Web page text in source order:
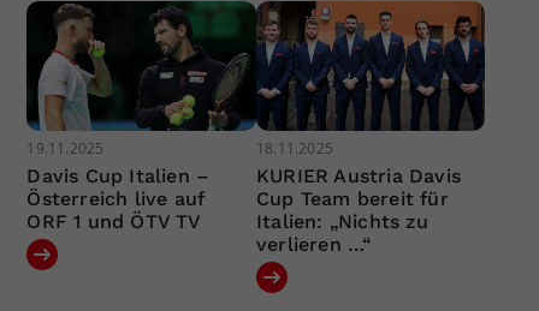
19.11.2025
Davis Cup Italien –
Österreich live auf
ORF 1 und ÖTV TV
18.11.2025
KURIER Austria Davis
Cup Team bereit für
Italien: „Nichts zu
verlieren …“